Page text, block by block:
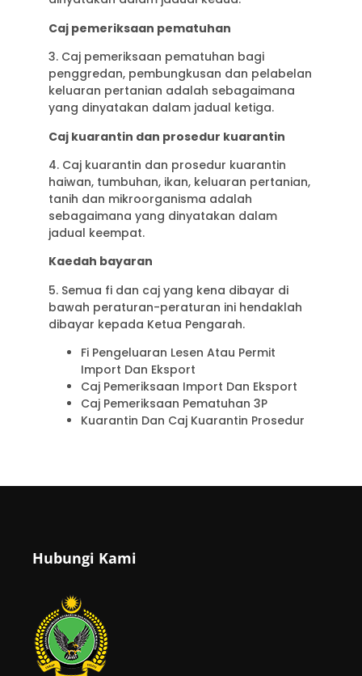
Caj pemeriksaan pematuhan
3. Caj pemeriksaan pematuhan bagi
penggredan, pembungkusan dan pelabelan
keluaran pertanian adalah sebagaimana
yang dinyatakan dalam jadual ketiga.
Caj kuarantin dan prosedur kuarantin
4. Caj kuarantin dan prosedur kuarantin
haiwan, tumbuhan, ikan, keluaran pertanian,
tanih dan mikroorganisma adalah
sebagaimana yang dinyatakan dalam
jadual keempat.
Kaedah bayaran
5. Semua fi dan caj yang kena dibayar di
bawah peraturan-peraturan ini hendaklah
dibayar kepada Ketua Pengarah.
Fi Pengeluaran Lesen Atau Permit
Import Dan Eksport
Caj Pemeriksaan Import Dan Eksport
Caj Pemeriksaan Pematuhan 3P
Kuarantin Dan Caj Kuarantin Prosedur
Hubungi Kami